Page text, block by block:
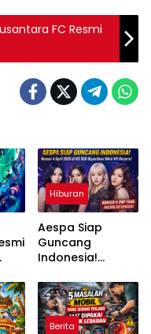
FC Resmi
Hiburan
Aespa Siap
Guncang
Indonesia!
2026 di ICE BSD
Dipastikan Bikin
MY Histeris
Berita